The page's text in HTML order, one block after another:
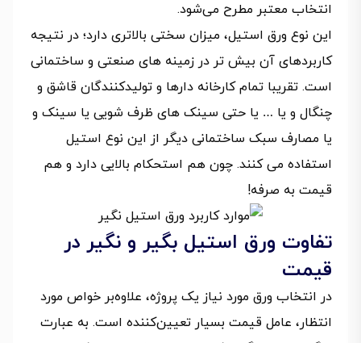
انتخاب معتبر مطرح می‌شود.
این نوع ورق استیل، میزان سختی بالاتری دارد؛ در نتیجه
کاربردهای آن بیش تر در زمینه های صنعتی و ساختمانی
است. تقریبا تمام کارخانه دارها و تولیدکنندگان قاشق و
چنگال و یا … یا حتی سینک های ظرف شویی یا سینک و
یا مصارف سبک ساختمانی دیگر از این نوع استیل
استفاده می کنند. چون هم استحکام بالایی دارد و هم
قیمت به صرفه!
تفاوت ورق استیل بگیر و نگیر در
قیمت
در انتخاب ورق مورد نیاز یک پروژه، علاوه‌بر خواص مورد
انتظار، عامل قیمت بسیار تعیین‌کننده است. به عبارت